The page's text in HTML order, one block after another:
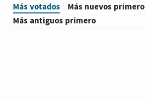
Más votados
Más nuevos primero
Más antiguos primero